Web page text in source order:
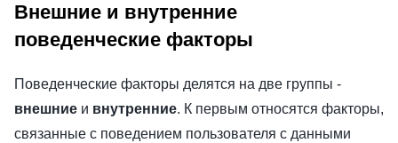
Внешние и внутренние
поведенческие факторы
Поведенческие факторы делятся на две группы -
внешние и внутренние. К первым относятся факторы,
связанные с поведением пользователя с данными